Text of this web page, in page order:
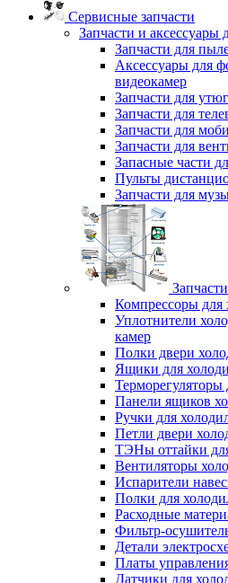
Сервисные запчасти
Запчасти и аксессуары
Запчасти для
Аксессуары для
видеокамер
Запчасти для
Запчасти для
Запчасти для
Запчасти для
Запасные части
Пульты
Запчасти для
Компрессоры для
Уплотнители
камер
Полки двери
Ящики для
Терморегуляторы
Панели ящиков
Ручки для
Петли двери
ТЭНы оттайки
Вентиляторы
Испарители
Полки для
Расходные
Фильтр-
Детали
Платы
Датчики для